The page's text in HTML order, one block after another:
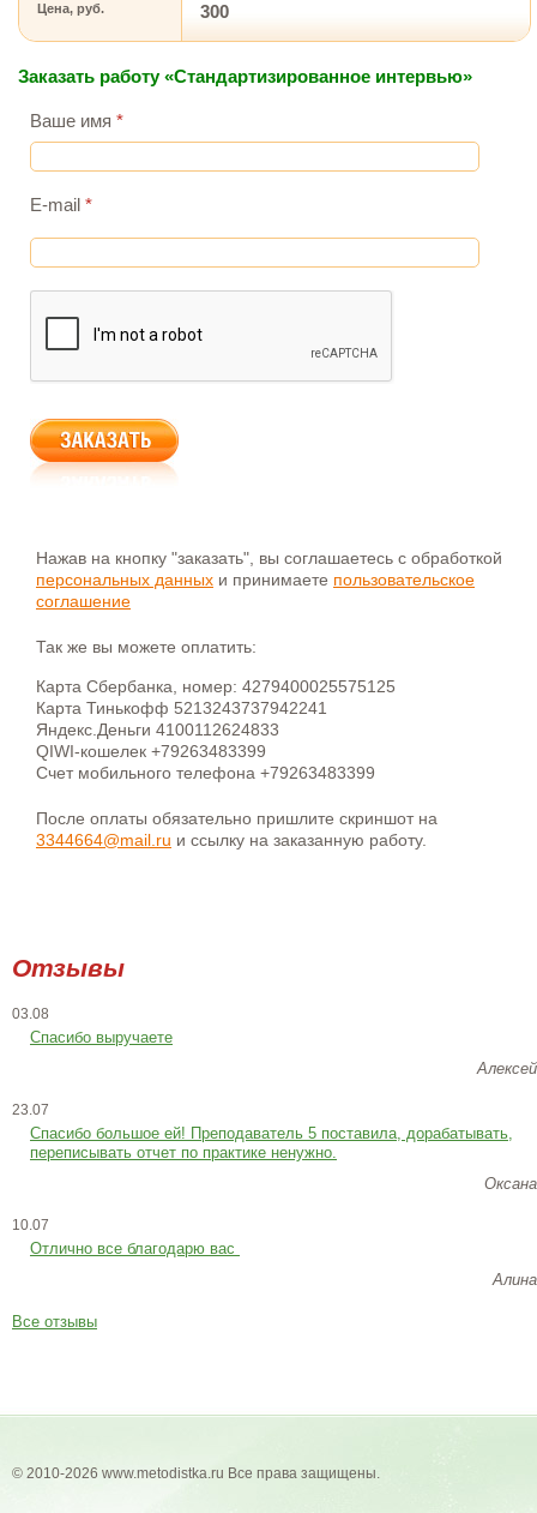
Цена, руб. 300
Заказать работу «Стандартизированное интервью»
Ваше имя *
E-mail *
Нажав на кнопку "заказать", вы соглашаетесь с обработкой
персональных данных и принимаете пользовательское
соглашение
Так же вы можете оплатить:
Карта Сбербанка, номер: 4279400025575125
Карта Тинькофф 5213243737942241
Яндекс.Деньги 4100112624833
QIWI-кошелек +79263483399
Счет мобильного телефона +79263483399
После оплаты обязательно пришлите скриншот на
3344664@mail.ru и ссылку на заказанную работу.
Отзывы
03.08
Спасибо выручаете
Алексей
23.07
Cпасибо большое ей! Преподаватель 5 поставила, дорабатывать,
переписывать отчет по практике ненужно.
Оксана
10.07
Отлично все благодарю вас
Алина
Все отзывы
© 2010-2026 www.metodistka.ru Все права защищены.